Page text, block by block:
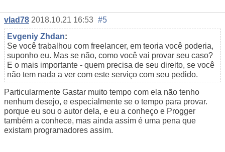
vlad78 2018.10.21 16:53 #5
Evgeniy Zhdan:
Se você trabalhou com freelancer, em teoria você poderia,
suponho eu. Mas se não, como você vai provar seu caso?
E o mais importante - quem precisa de seu direito, se você
não tem nada a ver com este serviço com seu pedido.
Particularmente Gastar muito tempo com ela não tenho
nenhum desejo, e especialmente se o tempo para provar.
porque eu sou o autor dela, e eu a conheço e Progger
também a conhece, mas ainda assim é uma pena que
existam programadores assim.